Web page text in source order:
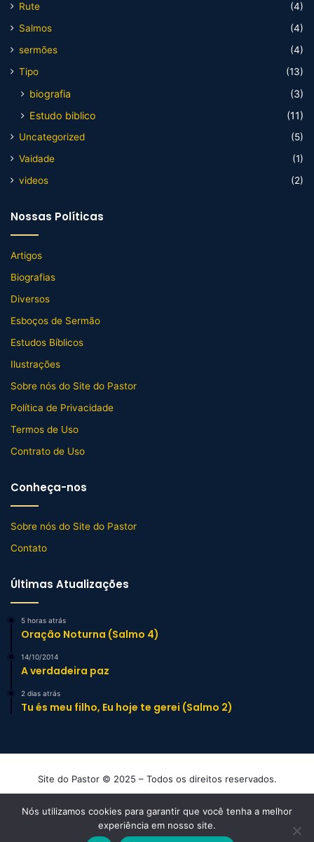
Rute
(4)
Salmos
(4)
sermões
(4)
Tipo
(13)
biografia
(3)
Estudo biblico
(11)
Uncategorized
(5)
Vaidade
(1)
videos
(2)
Nossas Políticas
Artigos
Biografias
Diversos
Esboços de Sermão
Estudos Bíblicos
Ilustrações
Sobre nós do Site do Pastor
Política de Privacidade
Termos de Uso
Contrato de Uso
Conheça-nos
Sobre nós do Site do Pastor
Contato
Últimas Atualizações
5 horas atrás
Oração Noturna (Salmo 4)
14/10/2014
A verdadeira paz
2 dias atrás
Tu és meu filho, Eu hoje te gerei (Salmo 2)
Site do Pastor © 2025 – Todos os direitos reservados.
FacebookYouTubeInstagram
TikTokWhatsApp
Nós utilizamos cookies para garantir que você tenha a melhor
experiência em nosso site.